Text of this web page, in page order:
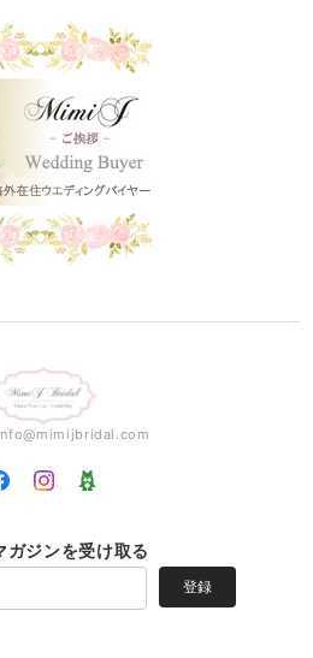
ガジンを受け取る
登録